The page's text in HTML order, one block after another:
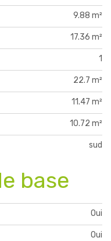
9.88 m²
17.36 m²
1
22.7 m²
11.47 m²
10.72 m²
sud
base
Oui
Oui